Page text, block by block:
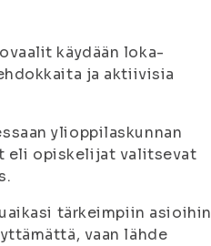
käydään loka-
ja aktiivisia
ylioppilaskunnan
eli opiskelijat valitsevat
tärkeimpiin asioihin
vaan lähde